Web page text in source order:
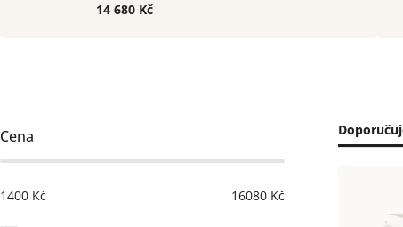
14 680 Kč
Postranní
panel
Cena
1400 Kč 16080 Kč